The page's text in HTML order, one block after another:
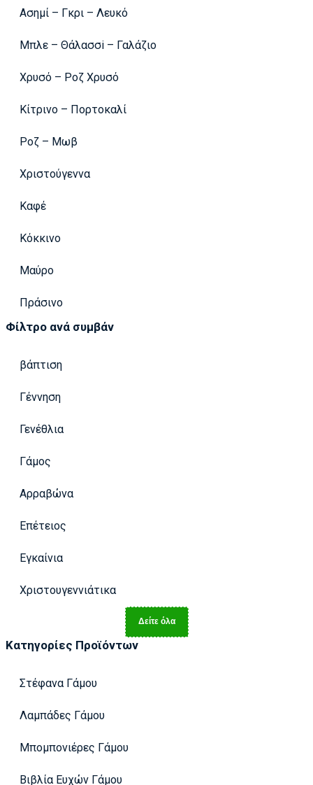
Ασημί – Γκρι – Λευκό
Μπλε – Θάλασσi – Γαλάζιο
Χρυσό – Ροζ Χρυσό
Κίτρινο – Πορτοκαλί
Ροζ – Μωβ
Χριστούγεννα
Καφέ
Κόκκινο
Μαύρο
Πράσινο
Φίλτρο ανά συμβάν
βάπτιση
Γέννηση
Γενέθλια
Γάμος
Αρραβώνα
Επέτειος
Εγκαίνια
Χριστουγεννιάτικα
Δείτε όλα
Κατηγορίες Προϊόντων
Στέφανα Γάμου
Λαμπάδες Γάμου
Μπομπονιέρες Γάμου
Βιβλία Ευχών Γάμου